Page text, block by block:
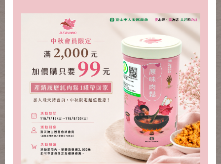
大安港文創禮盒-C款
NT.1,200NT.699